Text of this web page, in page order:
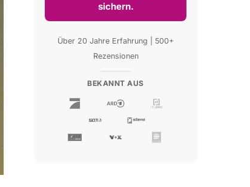
sichern.
Über 20 Jahre Erfahrung | 500+
Rezensionen
BEKANNT AUS